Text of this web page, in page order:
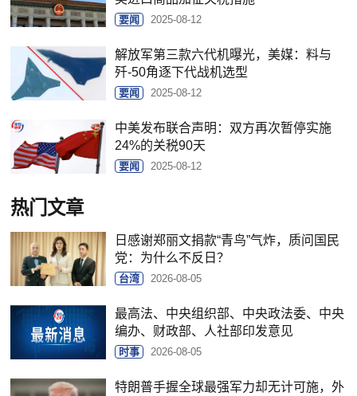
要闻 2025-08-12
解放军第三款六代机曝光，美媒：料与
歼-50角逐下代战机选型
要闻 2025-08-12
中美发布联合声明：双方再次暂停实施
24%的关税90天
要闻 2025-08-12
热门文章
日感谢郑丽文捐款“青鸟”气炸，质问国民
党：为什么不反日？
台湾 2026-08-05
最高法、中央组织部、中央政法委、中央
编办、财政部、人社部印发意见
时事 2026-08-05
特朗普手握全球最强军力却无计可施，外